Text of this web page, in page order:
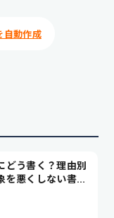
自動作成
どう書く？理由別
を悪くしない書き